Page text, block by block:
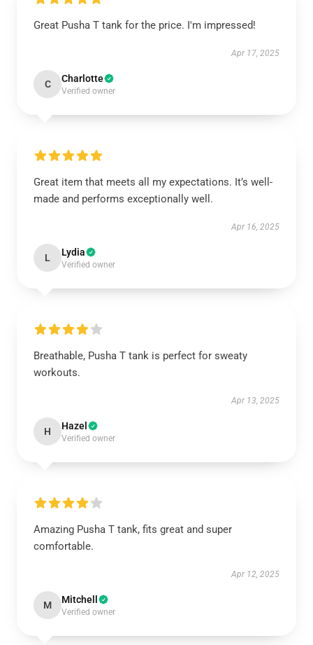
Great Pusha T tank for the price. I'm impressed!
Apr 17, 2025
C Charlotte
Verified owner
Great item that meets all my expectations. It’s well-
made and performs exceptionally well.
Apr 16, 2025
L Lydia
Verified owner
Breathable, Pusha T tank is perfect for sweaty
workouts.
Apr 13, 2025
H Hazel
Verified owner
Amazing Pusha T tank, fits great and super
comfortable.
Apr 12, 2025
M Mitchell
Verified owner